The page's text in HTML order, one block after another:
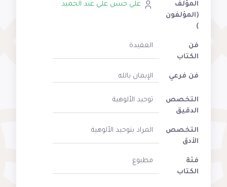
المؤلف
(المؤلفون
)
علي حسن علي عبد الحميد
فن
الكتاب
العقيدة
فن فرعي الإيمان بالله
التخصص
الدقيق
توحيد الألوهية
التخصص
الأدق
المراد بتوحيد الألوهية
فئة
الكتاب
مطبوع